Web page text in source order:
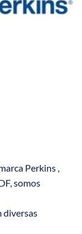
Perkins ,
somos
diversas